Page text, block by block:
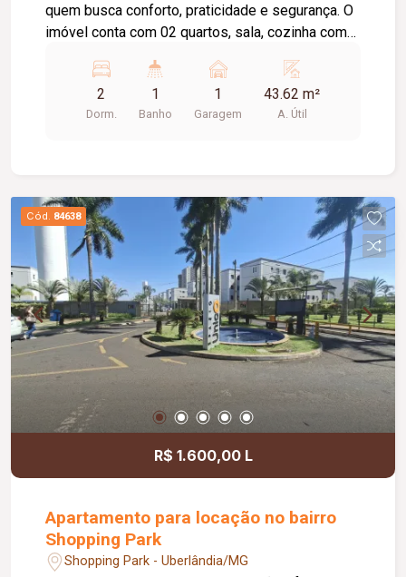
quem busca conforto, praticidade e segurança. O
imóvel conta com 02 quartos, sala, cozinha com
espelho, piso em porcelanato, área de serviço e
01 vaga de estacionamento. O condomínio
oferece portaria 24 horas, proporcionando mais
confraternização. Agende já sua visita e entre em
contato para mais informações sobre esta
excelente oportunidade de locação!
2
Dorm.
1
Banho
1
Garagem
43.62 m²
A. Útil
Cód. 84638
R$ 1.600,00 L
Apartamento para locação no bairro
Shopping Park
Shopping Park - Uberlândia/MG